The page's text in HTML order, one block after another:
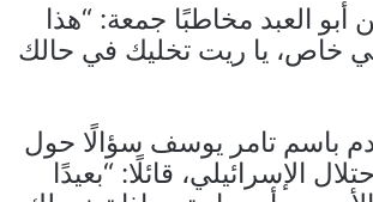
العبد مخاطبًا جمعة: “هذا
خاص، يا ريت تخليك في حالك
باسم تامر يوسف سؤالًا حول
الإسرائيلي، قائلًا: “بعيدًا